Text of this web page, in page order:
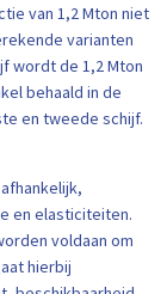
van 1,2 Mton niet
varianten
wordt de 1,2 Mton
behaald in de
en tweede schijf.
en elasticiteiten.
voldaan om
hierbij